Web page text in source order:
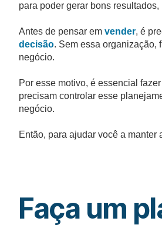
para poder gerar bons
Antes de pensar em vender, é
decisão. Sem essa organização,
negócio.
Por esse motivo, é essencial
precisam controlar esse
negócio.
Então, para ajudar você a
Faça um